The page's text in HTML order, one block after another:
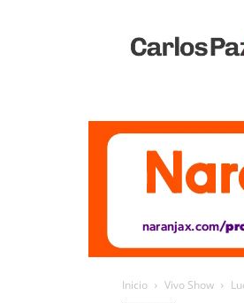
Vivo
Inicio Vivo Show